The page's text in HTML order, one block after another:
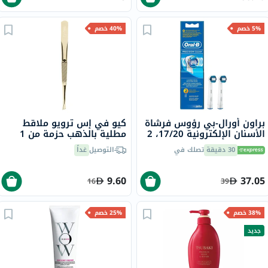
5% خصم
براون أورال-بي رؤوس فرشاة
الأسنان الإلكترونية 17/20، 2
قطعة 30 دقيقة تصلك في
37.05
39
40% خصم
كيو في إس ترويو ملاقط
مطلية بالذهب حزمة من 1
التوصيلغداً
9.60
16
38% خصم
جديد
25% خصم